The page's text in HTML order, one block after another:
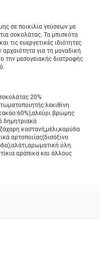
σε ποικιλία γεύσεων με
σοκολάτας. Τα μπισκότα
τις ευεργετικές ιδιότητες
για τη μοναδική
την μεσογειακής διατροφής
20%
βρώμης
δημητριακά
καστανή,μέλι,καρύδα
αρτοποιίας(δισόξινο
ύλη.
αράπικα και άλλους